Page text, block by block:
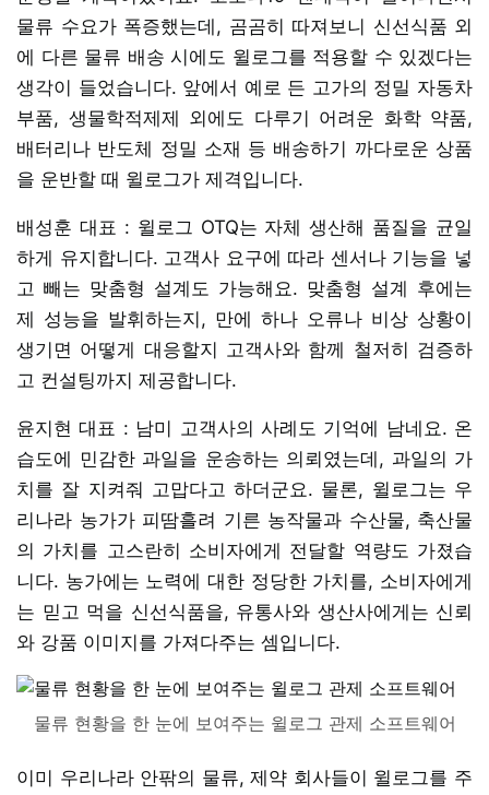
물류 수요가 폭증했는데, 곰곰히 따져보니 신선식품 외
에 다른 물류 배송 시에도 윌로그를 적용할 수 있겠다는
생각이 들었습니다. 앞에서 예로 든 고가의 정밀 자동차
부품, 생물학적제제 외에도 다루기 어려운 화학 약품,
배터리나 반도체 정밀 소재 등 배송하기 까다로운 상품
을 운반할 때 윌로그가 제격입니다.
배성훈 대표 : 윌로그 OTQ는 자체 생산해 품질을 균일
하게 유지합니다. 고객사 요구에 따라 센서나 기능을 넣
고 빼는 맞춤형 설계도 가능해요. 맞춤형 설계 후에는
제 성능을 발휘하는지, 만에 하나 오류나 비상 상황이
생기면 어떻게 대응할지 고객사와 함께 철저히 검증하
고 컨설팅까지 제공합니다.
윤지현 대표 : 남미 고객사의 사례도 기억에 남네요. 온
습도에 민감한 과일을 운송하는 의뢰였는데, 과일의 가
치를 잘 지켜줘 고맙다고 하더군요. 물론, 윌로그는 우
리나라 농가가 피땀흘려 기른 농작물과 수산물, 축산물
의 가치를 고스란히 소비자에게 전달할 역량도 가졌습
니다. 농가에는 노력에 대한 정당한 가치를, 소비자에게
는 믿고 먹을 신선식품을, 유통사와 생산사에게는 신뢰
와 강품 이미지를 가져다주는 셈입니다.
물류 현황을 한 눈에 보여주는 윌로그 관제 소프트웨어
이미 우리나라 안팎의 물류, 제약 회사들이 윌로그를 주